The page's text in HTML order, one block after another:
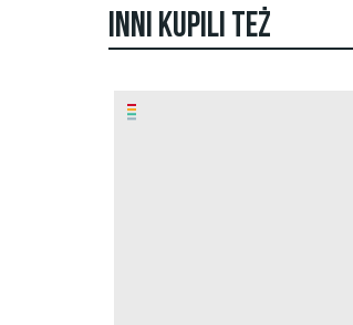
INNI KUPILI TEŻ